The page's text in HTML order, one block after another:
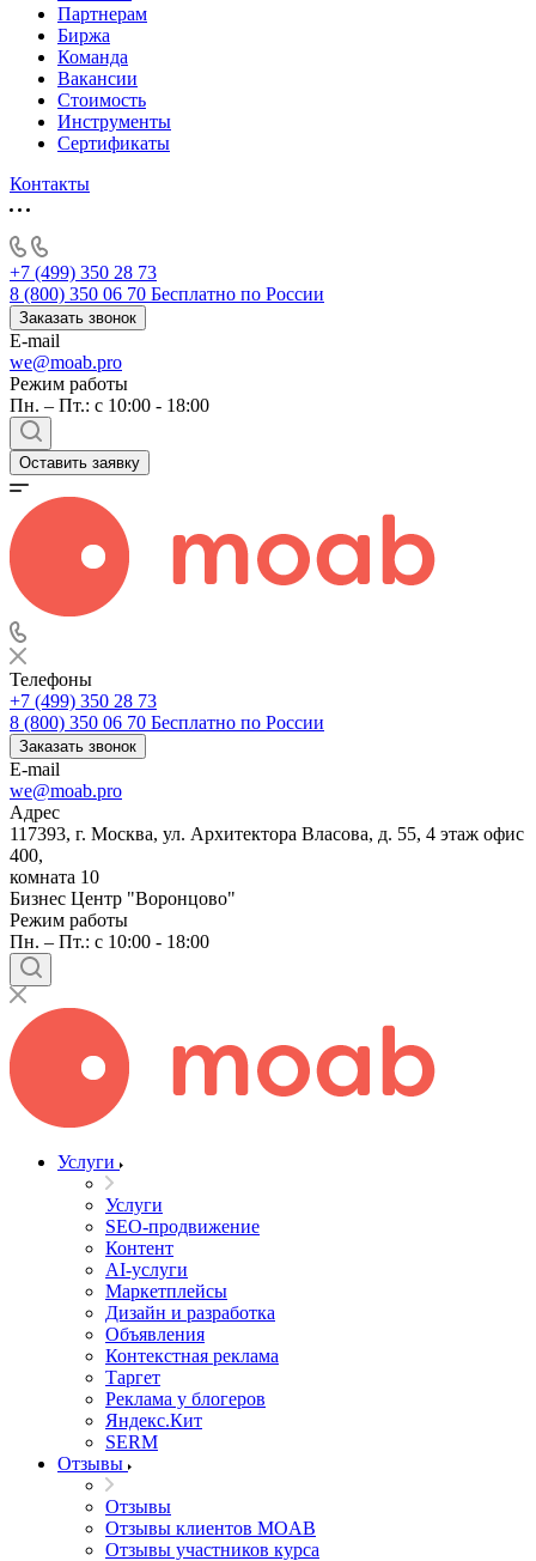
Партнерам
Биржа
Команда
Вакансии
Стоимость
Инструменты
Сертификаты
Контакты
+7 (499) 350 28 73
8 (800) 350 06 70 Бесплатно по России
Заказать звонок
E-mail
we@moab.pro
Режим работы
Пн. – Пт.: с 10:00 - 18:00
Оставить заявку
Телефоны
+7 (499) 350 28 73
8 (800) 350 06 70 Бесплатно по России
Заказать звонок
E-mail
we@moab.pro
Адрес
117393, г. Москва, ул. Архитектора Власова, д. 55, 4 этаж офис
400,
комната 10
Бизнес Центр "Воронцово"
Режим работы
Пн. – Пт.: с 10:00 - 18:00
Услуги
Услуги
SEO-продвижение
Контент
AI-услуги
Маркетплейсы
Дизайн и разработка
Объявления
Контекстная реклама
Таргет
Реклама у блогеров
Яндекс.Кит
SERM
Отзывы
Отзывы
Отзывы клиентов MOAB
Отзывы участников курса